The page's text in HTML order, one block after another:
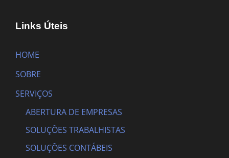
Links Úteis
HOME
SOBRE
SERVIÇOS
ABERTURA DE EMPRESAS
SOLUÇÕES TRABALHISTAS
SOLUÇÕES CONTÁBEIS